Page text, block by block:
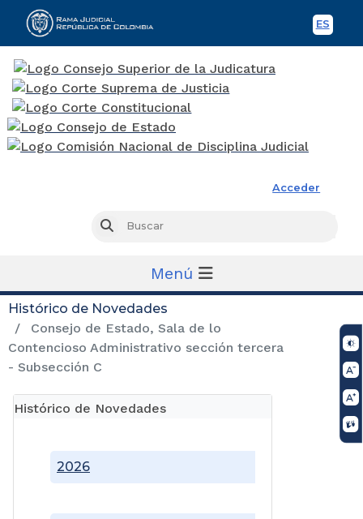
ES
Acceder
Buscar
Menú
Histórico de Novedades
Consejo de Estado, Sala de lo
Contencioso Administrativo sección tercera
- Subsección C
Histórico de Novedades
2026